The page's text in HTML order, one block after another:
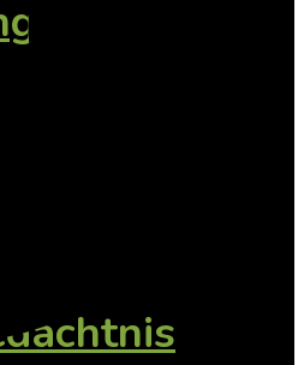
Kind